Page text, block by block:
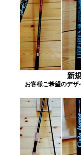
新
お客様ご希望のデ